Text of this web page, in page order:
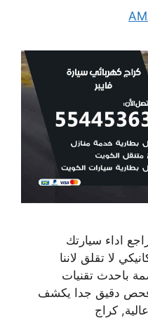
اداء سيارتك
لا تقلق لاننا
باحدث تقنيات
فحص دقيق جدا يكشف
كراج